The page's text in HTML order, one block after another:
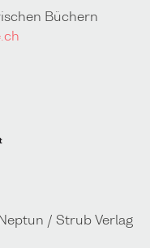
Büchern
/ Strub Verlag